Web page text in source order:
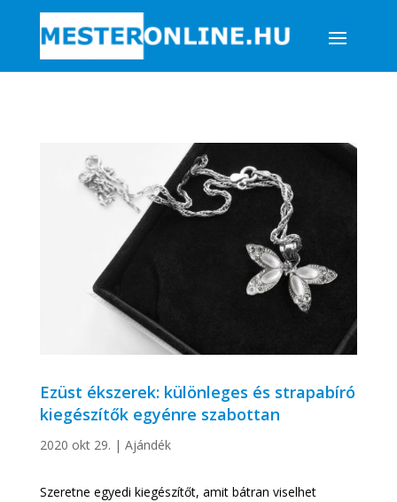
Ezüst ékszerek: különleges és strapabíró
kiegészítők egyénre szabottan
2020 okt 29. | Ajándék
Szeretne egyedi kiegészítőt, amit bátran viselhet